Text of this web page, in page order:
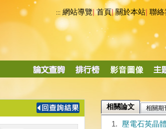
::: 網站導覽|首頁|關於本站 聯絡
導
相關論文 相關期
1.
壓電石英晶